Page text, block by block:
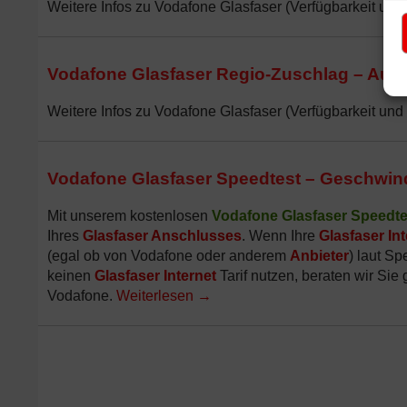
Weitere Infos zu Vodafone Glasfaser (Verfügbarkeit und
Vodafone Glasfaser Regio-Zuschlag –
Weitere Infos zu Vodafone Glasfaser (Verfügbarkeit
Vodafone Glasfaser Speedtest –
Mit unserem kostenlosen Vodafone Glasfaser
Ihres Glasfaser Anschlusses. Wenn Ihre Glasfaser
(egal ob von Vodafone oder anderem Anbieter) laut
keinen Glasfaser Internet Tarif nutzen, beraten wir Sie
Vodafone. Weiterlesen →